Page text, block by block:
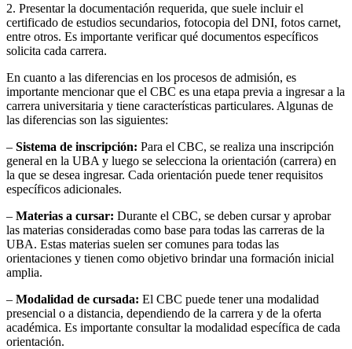
2. Presentar la documentación requerida, que suele incluir el
certificado de estudios secundarios, fotocopia del DNI, fotos carnet,
entre otros. Es importante verificar qué documentos específicos
solicita cada carrera.
En cuanto a las diferencias en los procesos de admisión, es
importante mencionar que el CBC es una etapa previa a ingresar a la
carrera universitaria y tiene características particulares. Algunas de
las diferencias son las siguientes:
– Sistema de inscripción: Para el CBC, se realiza una inscripción
general en la UBA y luego se selecciona la orientación (carrera) en
la que se desea ingresar. Cada orientación puede tener requisitos
específicos adicionales.
– Materias a cursar: Durante el CBC, se deben cursar y aprobar
las materias consideradas como base para todas las carreras de la
UBA. Estas materias suelen ser comunes para todas las
orientaciones y tienen como objetivo brindar una formación inicial
amplia.
– Modalidad de cursada: El CBC puede tener una modalidad
presencial o a distancia, dependiendo de la carrera y de la oferta
académica. Es importante consultar la modalidad específica de cada
orientación.